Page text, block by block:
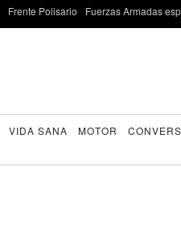
Frente Polisario Fuerzas Armadas
VIDA SANA MOTOR